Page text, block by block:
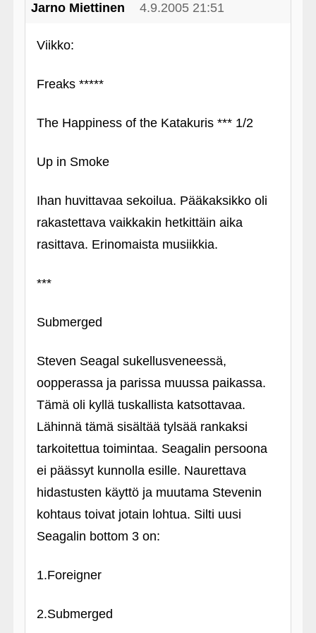
Jarno Miettinen 4.9.2005 21:51
Viikko:
Freaks *****
The Happiness of the Katakuris *** 1/2
Up in Smoke
Ihan huvittavaa sekoilua. Pääkaksikko oli
rakastettava vaikkakin hetkittäin aika
rasittava. Erinomaista musiikkia.
***
Submerged
Steven Seagal sukellusveneessä,
oopperassa ja parissa muussa paikassa.
Tämä oli kyllä tuskallista katsottavaa.
Lähinnä tämä sisältää tylsää rankaksi
tarkoitettua toimintaa. Seagalin persoona
ei päässyt kunnolla esille. Naurettava
hidastusten käyttö ja muutama Stevenin
kohtaus toivat jotain lohtua. Silti uusi
Seagalin bottom 3 on:
1.Foreigner
2.Submerged